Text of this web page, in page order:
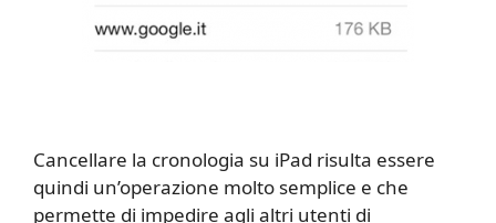
Cancellare la cronologia su iPad risulta essere
quindi un’operazione molto semplice e che
permette di impedire agli altri utenti di